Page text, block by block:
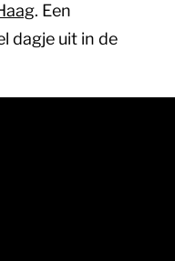
. Een
dagje uit in de